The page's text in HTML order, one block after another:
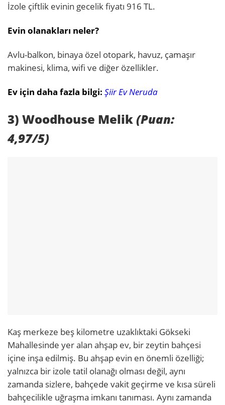
İzole çiftlik evinin gecelik fiyatı 916 TL.
Evin olanakları neler?
Avlu-balkon, binaya özel otopark, havuz, çamaşır
makinesi, klima, wifi ve diğer özellikler.
Ev için daha fazla bilgi: Şiir Ev Neruda
3) Woodhouse Melik(Puan:
4,97/5)
Kaş merkeze beş kilometre uzaklıktaki Gökseki
Mahallesinde yer alan ahşap ev, bir zeytin bahçesi
içine inşa edilmiş. Bu ahşap evin en önemli özelliği;
yalnızca bir izole tatil olanağı olması değil, aynı
zamanda sizlere, bahçede vakit geçirme ve kısa süreli
bahçecilikle uğraşma imkanı tanıması. Aynı zamanda